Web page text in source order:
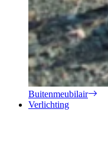
Buitenmeubilair
Verlichting